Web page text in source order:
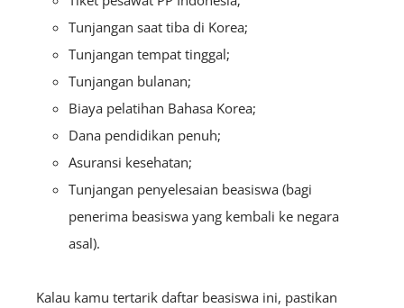
Tunjangan saat tiba di Korea;
Tunjangan tempat tinggal;
Tunjangan bulanan;
Biaya pelatihan Bahasa Korea;
Dana pendidikan penuh;
Asuransi kesehatan;
Tunjangan penyelesaian beasiswa (bagi
penerima beasiswa yang kembali ke negara
asal).
Kalau kamu tertarik daftar beasiswa ini, pastikan